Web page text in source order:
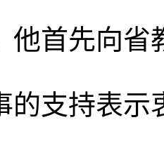
他首先向省
的支持表